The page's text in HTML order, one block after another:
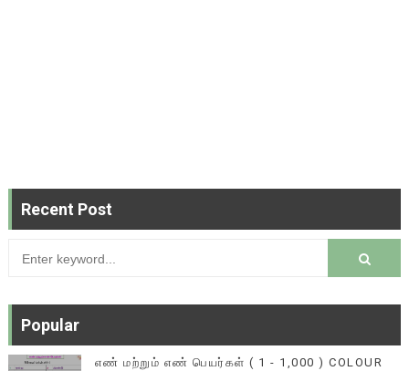
Recent Post
Popular
எண் மற்றும் எண் பெயர்கள் ( 1 - 1,000 ) COLOUR